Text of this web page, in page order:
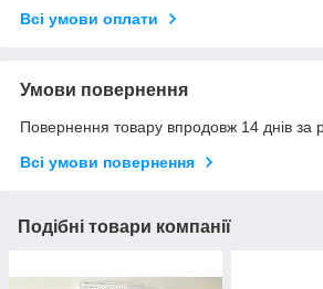
Всі умови оплати
Умови повернення
Повернення товару впродовж 14 днів за
Всі умови повернення
Подібні товари компанії